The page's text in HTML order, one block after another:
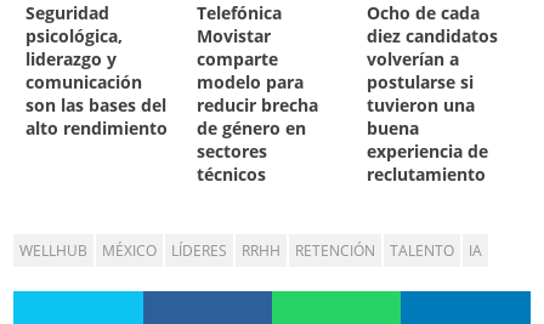
Seguridad
psicológica,
liderazgo y
comunicación
son las bases del
alto rendimiento
Telefónica
Movistar
comparte
modelo para
reducir brecha
de género en
sectores
técnicos
Ocho de cada
diez candidatos
volverían a
postularse si
tuvieron una
buena
experiencia de
reclutamiento
WELLHUB MÉXICO LÍDERES RRHH RETENCIÓN TALENTO IA